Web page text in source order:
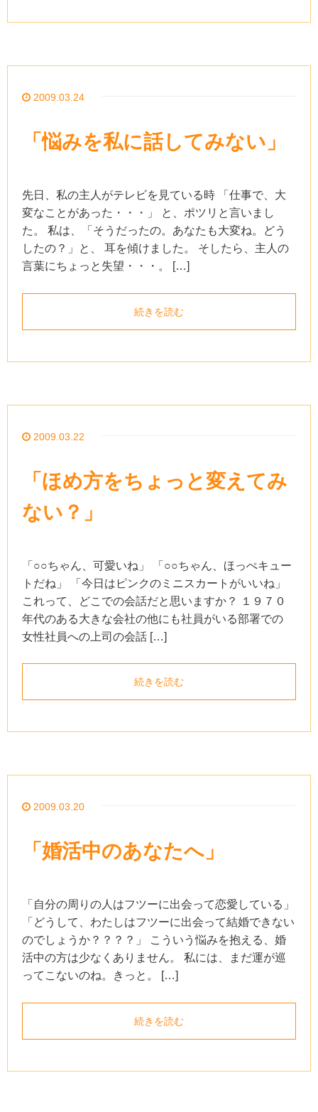
2009.03.24
「悩みを私に話してみない」
先日、私の主人がテレビを見ている時 「仕事で、大
変なことがあった・・・」 と、ポツリと言いまし
た。 私は、「そうだったの。あなたも大変ね。どう
したの？」と、 耳を傾けました。 そしたら、主人の
言葉にちょっと失望・・・。 […]
続きを読む
2009.03.22
「ほめ方をちょっと変えてみ
ない？」
「○○ちゃん、可愛いね」 「○○ちゃん、ほっぺキュー
トだね」 「今日はピンクのミニスカートがいいね」
これって、どこでの会話だと思いますか？ １９７０
年代のある大きな会社の他にも社員がいる部署での
女性社員への上司の会話 […]
続きを読む
2009.03.20
「婚活中のあなたへ」
「自分の周りの人はフツーに出会って恋愛している」
「どうして、わたしはフツーに出会って結婚できない
のでしょうか？？？？」 こういう悩みを抱える、婚
活中の方は少なくありません。 私には、まだ運が巡
ってこないのね。きっと。 […]
続きを読む